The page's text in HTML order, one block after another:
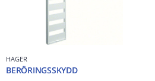
HAGER
BERÖRINGSSKYDD